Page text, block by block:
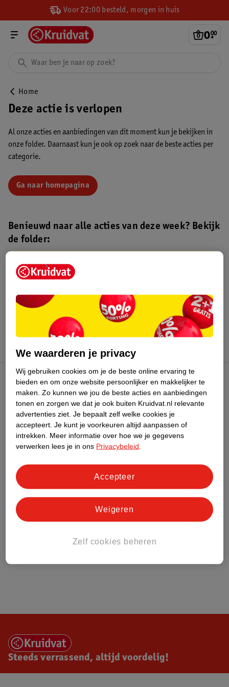
Voor 22:00 besteld, morgen in huis
0.
00
Home
Deze actie is verlopen
Al onze acties en aanbiedingen van dit moment kun je bekijken in
onze folder. Daarnaast kun je ook op zoek naar de beste acties per
categorie.
Ga naar homepagina
Benieuwd naar alle acties van deze week? Bekijk
de folder:
Kruidvat folder
augustus 2026.
Kruidvat Club
Klantenservice
Over Kruidvat
Steeds verrassend, altijd voordelig!
We waarderen je privacy
Wij gebruiken cookies om je de beste online ervaring te
bieden en om onze website persoonlijker en makkelijker te
maken. Zo kunnen we jou de beste acties en aanbiedingen
tonen en zorgen we dat je ook buiten Kruidvat.nl relevante
advertenties ziet. Je bepaalt zelf welke cookies je
accepteert. Je kunt je voorkeuren altijd aanpassen of
intrekken.
Meer informatie over hoe we je gegevens
verwerken lees je in ons Privacybeleid
Zelf cookies beheren
Weigeren
Accepteer